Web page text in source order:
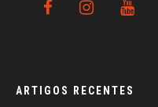
ARTIGOS RECENTES